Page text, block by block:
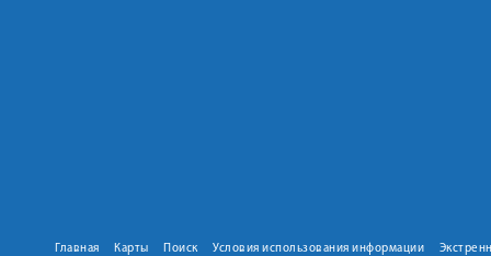
Главная Карты Поиск Условия использования информации